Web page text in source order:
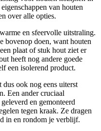
van houten
over alle opties.
en sfeervolle uitstraling.
bovenop doen, want houten
plaat of stuk hout ziet er
heeft nog andere goede
een isolerend product.
ook nog eens uiterst
Een ander cruciaal
en gemonteerd
tegen kraak. Ze dragen
in en rondom je verblijf.